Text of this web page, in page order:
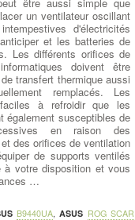
un ventilateur oscillant
d'électricités
et les batteries de
Les différents orifices de
doivent être
transfert thermique aussi
remplacés. Les
à refroidir que les
également susceptibles de
en raison des
des orifices de ventilation
de supports ventilés
à votre disposition et vous
…
B9440UA,ASUS ROG SCAR